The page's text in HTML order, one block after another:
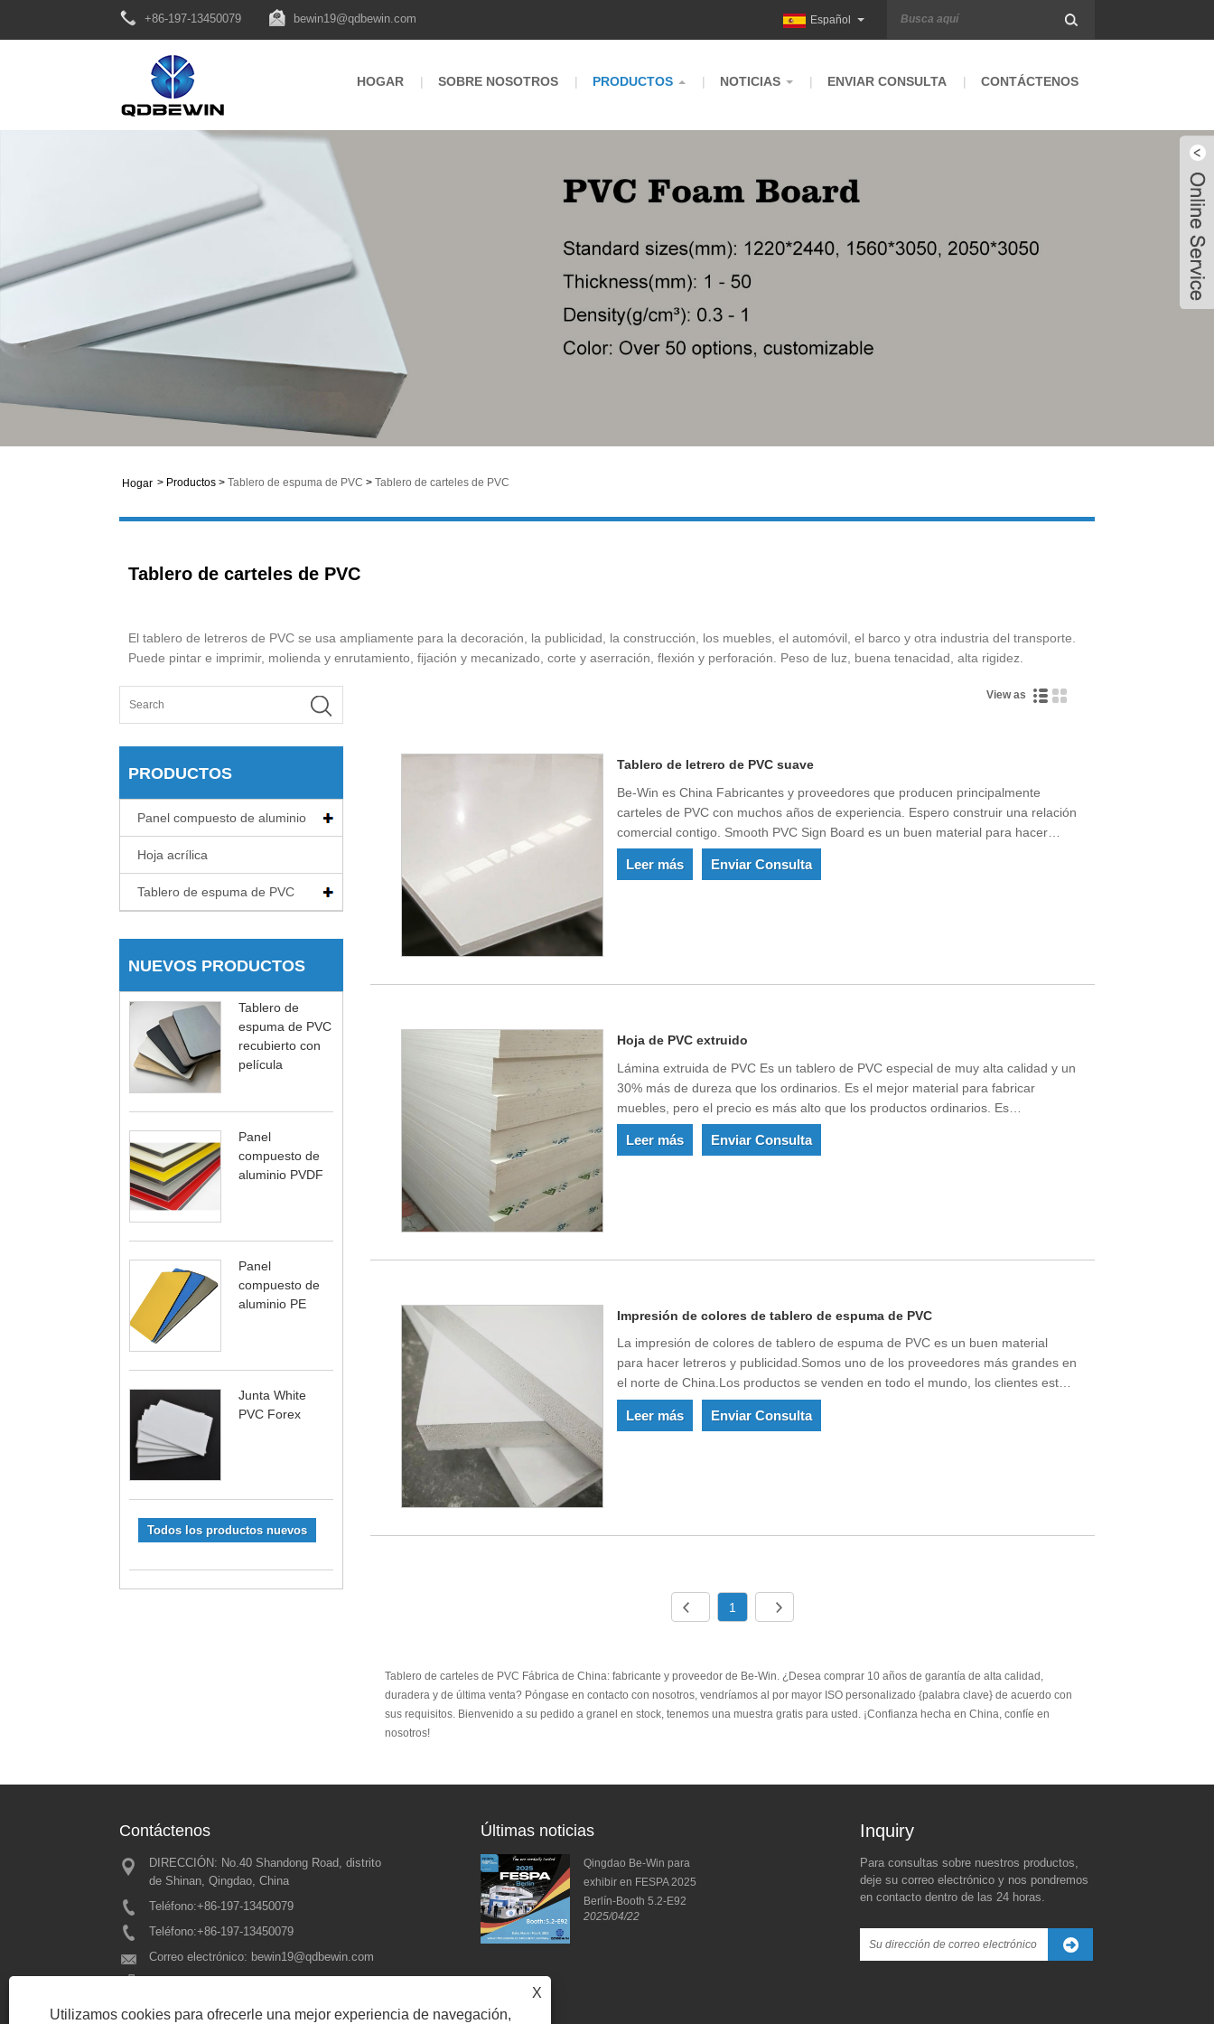
+86-197-13450079 bewin19@qdbewin.com Español
HOGAR SOBRE NOSOTROS PRODUCTOS NOTICIAS ENVIAR CONSULTA CONTÁCTENOS
Hogar > Productos > Tablero de espuma de PVC > Tablero de carteles de PVC
Tablero de carteles de PVC
El tablero de letreros de PVC se usa ampliamente para la decoración, la publicidad, la construcción, los muebles, el automóvil, el barco y otra industria del transporte.
Puede pintar e imprimir, molienda y enrutamiento, fijación y mecanizado, corte y aserración, flexión y perforación. Peso de luz, buena tenacidad, alta rigidez.
PRODUCTOS
Panel compuesto de aluminio
Hoja acrílica
Tablero de espuma de PVC
NUEVOS PRODUCTOS
Tablero de
espuma de PVC
recubierto con
película
Panel
compuesto de
aluminio PVDF
Panel
compuesto de
aluminio PE
Junta White
PVC Forex
Todos los productos nuevos
View as
Tablero de letrero de PVC suave
Be-Win es China Fabricantes y proveedores que producen principalmente
carteles de PVC con muchos años de experiencia. Espero construir una relación
comercial contigo. Smooth PVC Sign Board es un buen material para hacer
carteles y publicidad, somos uno de los proveedores más grandes del norte de
China.
Leer más Enviar Consulta
Hoja de PVC extruido
Lámina extruida de PVC Es un tablero de PVC especial de muy alta calidad y un
30% más de dureza que los ordinarios. Es el mejor material para fabricar
muebles, pero el precio es más alto que los productos ordinarios. Es
ampliamente utilizado en los mercados europeos de alta gama y en
decoraciones especiales de alta gama.
Leer más Enviar Consulta
Impresión de colores de tablero de espuma de PVC
La impresión de colores de tablero de espuma de PVC es un buen material
para hacer letreros y publicidad.Somos uno de los proveedores más grandes en
el norte de China.Los productos se venden en todo el mundo, los clientes están
muy satisfechos con nuestra calidad.
Leer más Enviar Consulta
1
Tablero de carteles de PVC Fábrica de China: fabricante y proveedor de Be-Win. ¿Desea comprar 10 años de garantía de alta calidad,
duradera y de última venta? Póngase en contacto con nosotros, vendríamos al por mayor ISO personalizado {palabra clave} de acuerdo con
sus requisitos. Bienvenido a su pedido a granel en stock, tenemos una muestra gratis para usted. ¡Confianza hecha en China, confíe en
nosotros!
Contáctenos
DIRECCIÓN: No.40 Shandong Road, distrito
de Shinan, Qingdao, China
Teléfono:+86-197-13450079
Teléfono:+86-197-13450079
Correo electrónico: bewin19@qdbewin.com
Últimas noticias
Grandes recuerdos de
Qingdao Be-Win para
exhibir en FESPA 2025
Berlín-Booth 5.2-E92
2025/04/22
La verdadera razón detrás
de la congelación de la
tarifa global de 90 días de
La nueva amenaza
arancelaria de Trump contra
Inquiry For Pricelist
Para consultas sobre nuestros productos,
deje su correo electrónico y nos pondremos
en contacto dentro de las 24 horas.
X
Utilizamos cookies para ofrecerle una mejor experiencia de navegación,